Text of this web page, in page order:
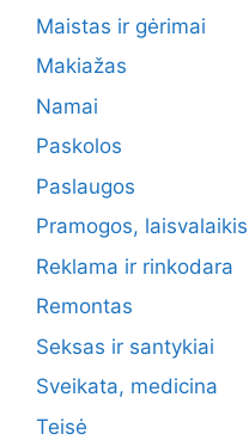
Maistas ir gėrimai
Makiažas
Namai
Paskolos
Paslaugos
Pramogos, laisvalaikis
Reklama ir rinkodara
Remontas
Seksas ir santykiai
Sveikata, medicina
Teisė